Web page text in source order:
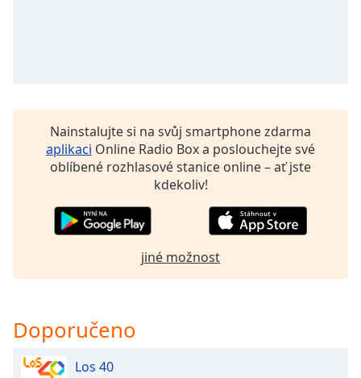
cancel
Opacity
Text
Background
Color
Nainstalujte si na svůj smartphone zdarma
aplikaci Online Radio Box a poslouchejte své
oblíbené rozhlasové stanice online – ať jste
kdekoliv!
jiné možnost
Doporučeno
Los 40